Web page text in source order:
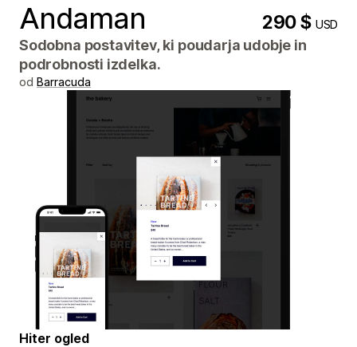
Andaman 290 $USD
Sodobna postavitev, ki poudarja udobje in
podrobnosti izdelka.
od Barracuda
Hiter ogled